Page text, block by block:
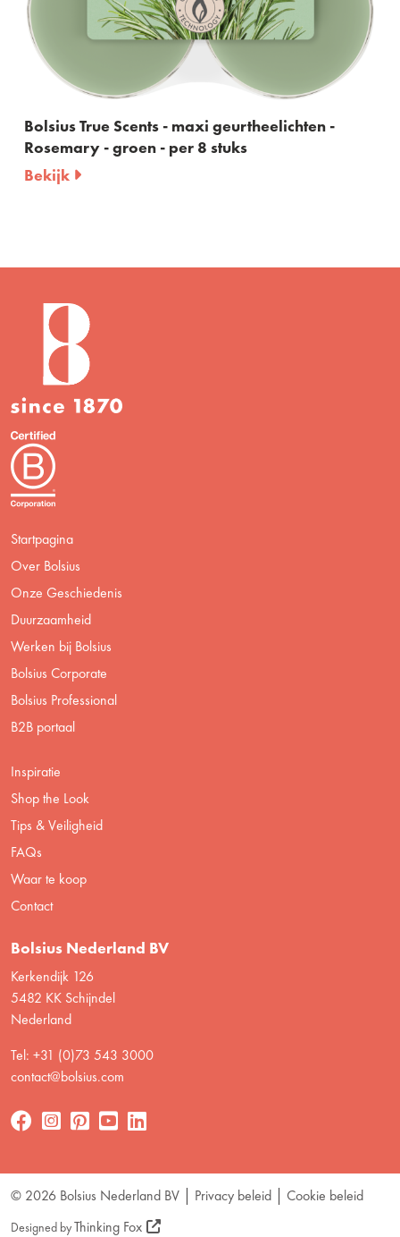
True Scents - maxi geurtheelichten -
- groen - per 8 stuks
Startpagina
Over Bolsius
Onze Geschiedenis
Duurzaamheid
Werken bij Bolsius
Bolsius Corporate
Bolsius Professional
B2B portaal
Inspiratie
Shop the Look
Tips & Veiligheid
FAQs
Waar te koop
Contact
Bolsius Nederland BV
Kerkendijk 126
5482 KK Schijndel
Nederland
Tel: +31 (0)73 543 3000
contact@bolsius.com
© 2026 Bolsius Nederland BV Privacy beleid Cookie beleid
Designed byThinking Fox